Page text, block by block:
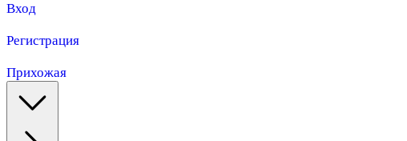
Вход
Регистрация
Прихожая